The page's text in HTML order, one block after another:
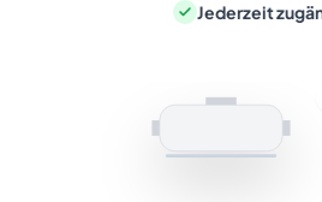
Jederzeit